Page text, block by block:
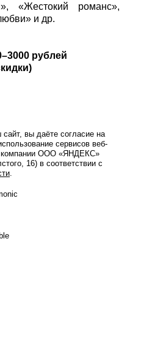
«Жестокий романс»,
и др.
рублей
вы даёте согласие на
сервисов веб-
компании ООО «ЯНДЕКС»
16) в соответствии с
.